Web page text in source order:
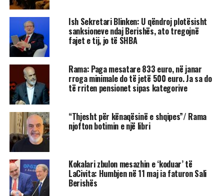
Ish Sekretari Blinken: U qëndroj plotësisht
sanksioneve ndaj Berishës, ato tregojnë
fajet e tij, jo të SHBA
Rama: Paga mesatare 833 euro, në janar
rroga minimale do të jetë 500 euro. Ja sa do
të rriten pensionet sipas kategorive
“Thjesht për kënaqësinë e shqipes”/ Rama
njofton botimin e një libri
Kokalari zbulon mesazhin e ‘koduar’ të
LaCivita: Humbjen në 11 maj ia faturon Sali
Berishës